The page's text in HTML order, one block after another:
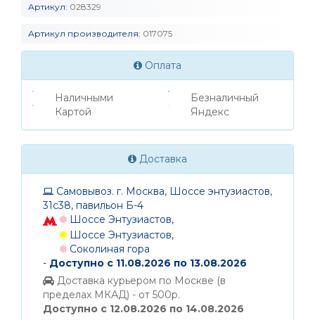
Артикул: 028329
Артикул производителя: 017075
Оплата
Наличными
Картой
Безналичный
Яндекс
Доставка
Самовывоз. г. Москва, Шоссе энтузиастов,
31с38, павильон Б-4
Шоссе Энтузиастов,
Шоссе Энтузиастов,
Соколиная гора
- Доступно с 11.08.2026 по 13.08.2026
Доставка курьером по Москве (в
пределах МКАД) - от 500р.
Доступно с 12.08.2026 по 14.08.2026